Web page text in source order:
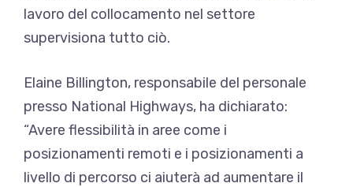
lavoro del collocamento nel settore
supervisiona tutto ciò.
Elaine Billington, responsabile del personale
presso National Highways, ha dichiarato:
“Avere flessibilità in aree come i
posizionamenti remoti e i posizionamenti a
livello di percorso ci aiuterà ad aumentare il